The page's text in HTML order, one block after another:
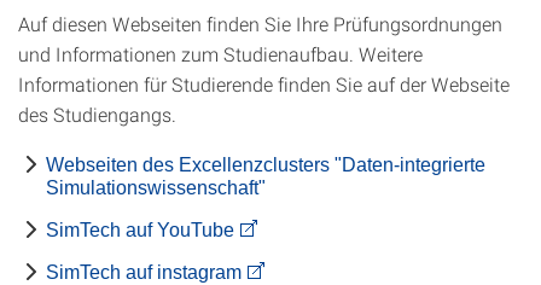
Auf diesen Webseiten finden Sie Ihre Prüfungsordnungen
und Informationen zum Studienaufbau. Weitere
Informationen für Studierende finden Sie auf der Webseite
des Studiengangs.
Webseiten des Excellenzclusters "Daten-integrierte
Simulationswissenschaft"
SimTech auf YouTube
SimTech auf instagram